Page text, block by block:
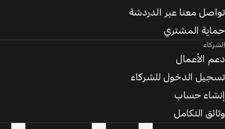
تواصل معنا عبر الدردشة
حماية المشتري
الشركاء
دعم الأعمال
تسجيل الدخول للشركاء
إنشاء حساب
وثائق التكامل